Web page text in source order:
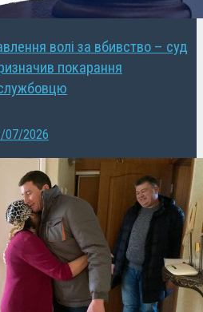
волі за вбивство – суд
покарання
07/2026